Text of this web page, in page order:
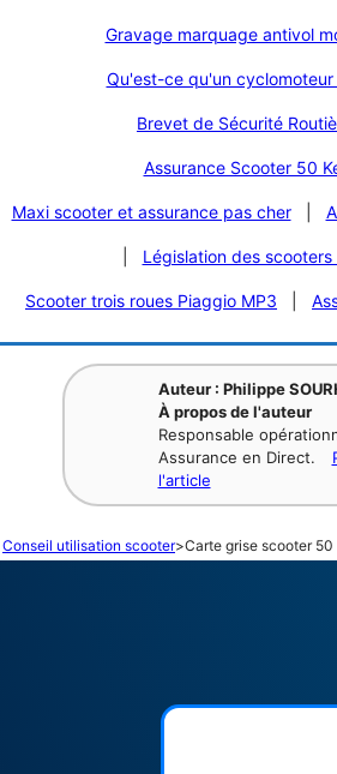
Gravage marquage antivol
Qu'est-ce qu'un
Brevet de Sécurité
Assurance Scooter 50
Maxi scooter et assurance pas cher
Législation des scooters
Scooter trois roues Piaggio MP3
Auteur : Philippe
À propos de l'auteur
Responsable
Assurance en Direct.
l'article
Conseil utilisation scooter>Carte grise scooter 50